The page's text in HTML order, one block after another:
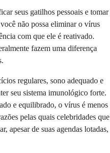
seus gatilhos pessoais e tomar
não possa eliminar o vírus
com que ele é reativado.
fazem uma diferença
regulares, sono adequado e
seu sistema imunológico forte.
e equilibrado, o vírus é menos
pelas quais celebridades que
apesar de suas agendas lotadas,